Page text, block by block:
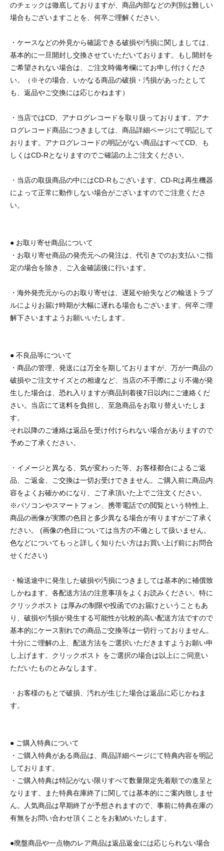
のチェックは徹底しておりますが、商品内部などの判別は難しい
場合もございますことを、何卒ご理解ください。
・ケースなどの外見から確認できる破損や汚損に関しましては、
基本的に一旦開封し交換させていただいております。もし開封を
ご希望されない場合は、ご注文時備考欄にてお申し付けくださ
い。（※その場合、いかなる商品の破損・汚損があったとして
も、返品やご交換には応じかねます）
・当店ではCD、アナログレコードを取り扱っております。アナ
ログレコード商品につきましては、商品詳細ページにて明記して
おります。アナログレコードの明記がない商品はすべてCD、も
しくはCD-Rとなりますのでご確認の上ご注文ください。
・当店の取扱商品の中にはCD-Rもございます。CD-Rは再生機器
によって正常に動作しない場合がございますのでご注意くださ
い。
● お取り寄せ商品について
・お取り寄せ商品の発売元への発注は、代引きでのお支払いご指
定の場合を除き、ご入金確認後に行います。
・海外発売元からのお取り寄せは、遅延や紛失などの輸送トラブ
ルによりお届け時期が大幅に遅れる場合もございます。何卒ご理
解下さいますようお願いいたします。
● 不良品等について
・商品の管理、発送には万全を期しておりますが、万が一商品の
破損やご注文サイズとの相違など、当店の不手際により不備が発
生した場合は、恐れ入りますが商品到着後7日以内にご連絡くだ
さい。当店にて送料を負担し、至急商品をお取り替えいたしま
す。
それ以降のご連絡は返品を受け付けられない場合がありますので
予めご了承ください。
・イメージと異なる、気が変わった等、お客様都合によるご返
品、ご返金、ご交換は一切お受けできません。ご購入前に商品内
容をよくお確かめになり、ご了承頂いた上でご注文ください。
※パソコンやスマートフォン、携帯電話での閲覧という特性上、
商品の画像が実際の色目と多少異なる場合が有りますがご了承く
ださい。 (画像の色目については当方の不備として扱いません。
色などについてもっと詳しく知りたい方はお買い上げ前にお問合
せください)
・輸送途中に発生した破損や汚損につきましては基本的に補償致
しかねます。各配送方法の注意事項をよくお読みください。特に
クリックポスト は厚みの制限や投函でのお届けということもあ
り、破損や汚損が発生する可能性が比較的高い配送方法ですので
基本的にケース割れでの商品ご交換等は一切行っておりません。
十分にご理解の上、配送方法をご選択いただきますようお願い申
し上げます。クリックポスト をご選択の場合は以上にご同意い
ただいたものとみなします。
・お客様のもとで破損、汚れが生じた場合は返品に応じかねま
す。
● ご購入特典について
・ご購入特典がある商品は、商品詳細ページにて特典内容を明記
しております。
・ご購入特典は特記がない限りすべて数量限定先着順での進呈と
なります。また特典在庫終了に関しては基本的にご案内致しませ
ん。人気商品は早期終了が予想されますので、事前に特典在庫の
有無をお問い合わせ頂くことをお勧めいたします。
●廃盤商品や一点物のレア商品は返品返金には応じられない場合